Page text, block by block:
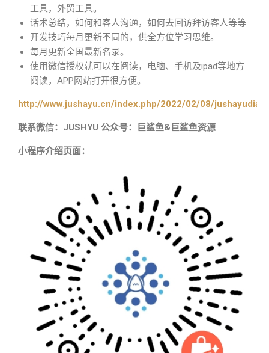
工具，外贸工具。
话术总结，如何和客人沟通，如何去回访拜访客人等等
开发技巧每月更新不同的，供全方位学习思维。
每月更新全国最新名录。
使用微信授权就可以在阅读，电脑、手机及ipad等地方
阅读，APP网站打开很方便。
http://www.jushayu.cn/index.php/2022/02/08/
联系微信：JUSHYU 公众号：巨鲨鱼&巨鲨鱼资源
小程序介绍页面：